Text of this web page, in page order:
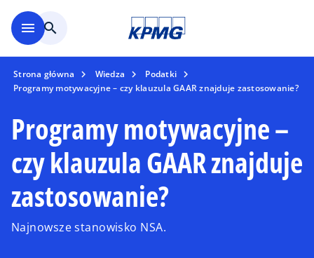
menu search
Strona główna Wiedza
Podatki
Programy motywacyjne – czy klauzula GAAR znajduje zastosowanie?
Programy motywacyjne –
czy klauzula GAAR znajduje
zastosowanie?
Najnowsze stanowisko NSA.